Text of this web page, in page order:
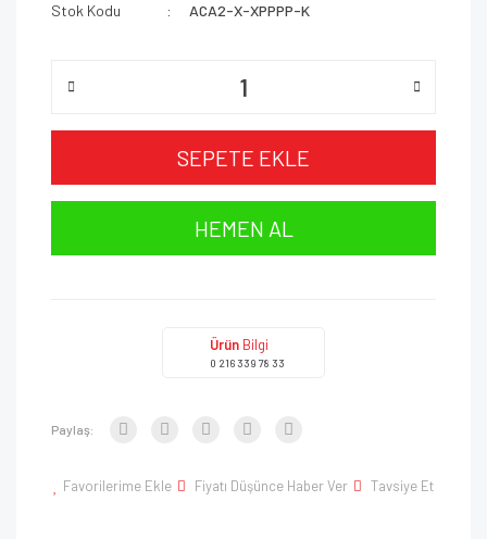
Stok Kodu
ACA2-X-XPPPP-K
SEPETE EKLE
HEMEN AL
Ürün Bilgi
0 216 339 78 33
Paylaş:
Favorilerime Ekle Fiyatı Düşünce Haber Ver Tavsiye Et